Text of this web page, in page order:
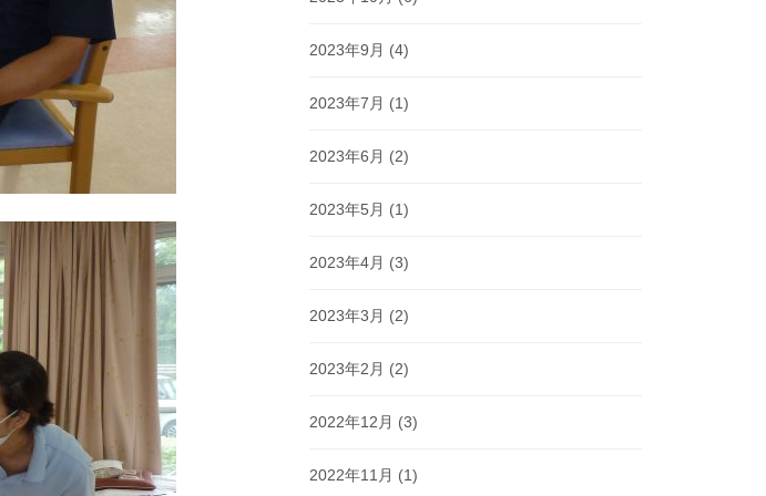
2023年9月 (4)
2023年7月 (1)
2023年6月 (2)
2023年5月 (1)
2023年4月 (3)
2023年3月 (2)
2023年2月 (2)
2022年12月 (3)
2022年11月 (1)